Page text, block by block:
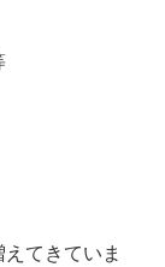
てきていま